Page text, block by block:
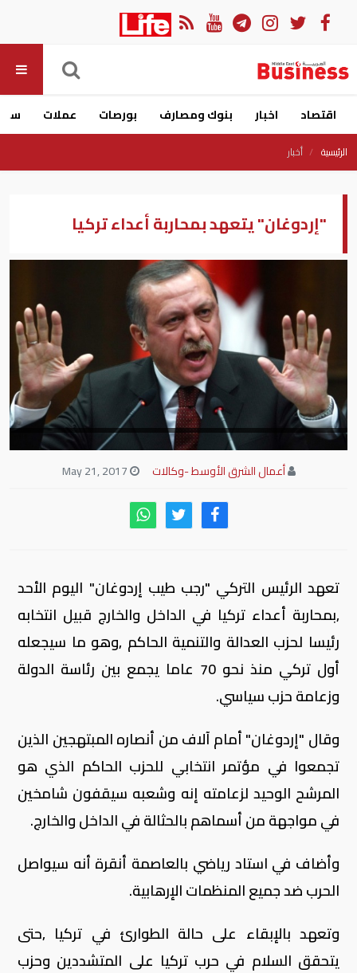
اقتصاد اخبار بنوك ومصارف بورصات عملات
الرئيسية أخبار
"إردوغان" يتعهد بمحاربة أعداء تركيا
أعمال الشرق الأوسط -وكالات
تعهد الرئيس التركي "رجب طيب إردوغان" اليوم الأحد
,بمحاربة أعداء تركيا في الداخل والخارج قبيل انتخابه
رئيسا لحزب العدالة والتنمية الحاكم ,وهو ما سيجعله
أول تركي منذ نحو 70 عاما يجمع بين رئاسة الدولة
وزعامة حزب سياسي.
وقال "إردوغان" أمام آلاف من أنصاره المبتهجين الذين
تجمعوا في مؤتمر انتخابي للحزب الحاكم الذي هو
المرشح الوحيد لزعامته إنه وشعبه سيقفون شامخين
في مواجهة من أسماهم بالحثالة في الداخل والخارج.
وأضاف في استاد رياضي بالعاصمة أنقرة أنه سيواصل
الحرب ضد جميع المنظمات الإرهابية.
وتعهد بالإبقاء على حالة الطوارئ في تركيا ,حتى
يتحقق السلام في حرب تركيا على المتشددين وحزب